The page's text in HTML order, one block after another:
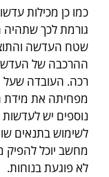
כמו כן מכילות
גורמת לכך
שטח העדשה
ההרכבה של
רכה. העובדה
מפחיתה את מידת
נוספים יש
לשימוש בתנאים
מחשב יוכל להפיק
לא פוגעת בנוחות.